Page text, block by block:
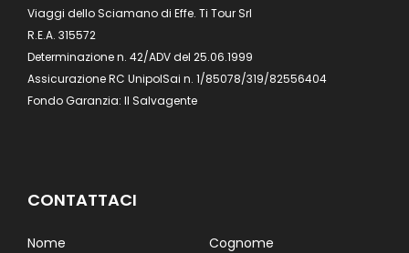
Viaggi dello Sciamano di Effe. Ti Tour Srl
R.E.A. 315572
Determinazione n. 42/ADV del 25.06.1999
Assicurazione RC UnipolSai n. 1/85078/319/82556404
Fondo Garanzia: Il Salvagente
CONTATTACI
Nome Cognome